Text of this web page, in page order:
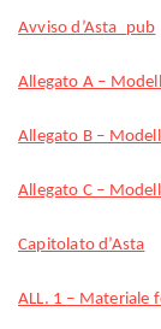
Avviso d’Asta_pub
Allegato A –
Allegato B –
Allegato C –
Capitolato d’Asta
ALL. 1 – Materiale